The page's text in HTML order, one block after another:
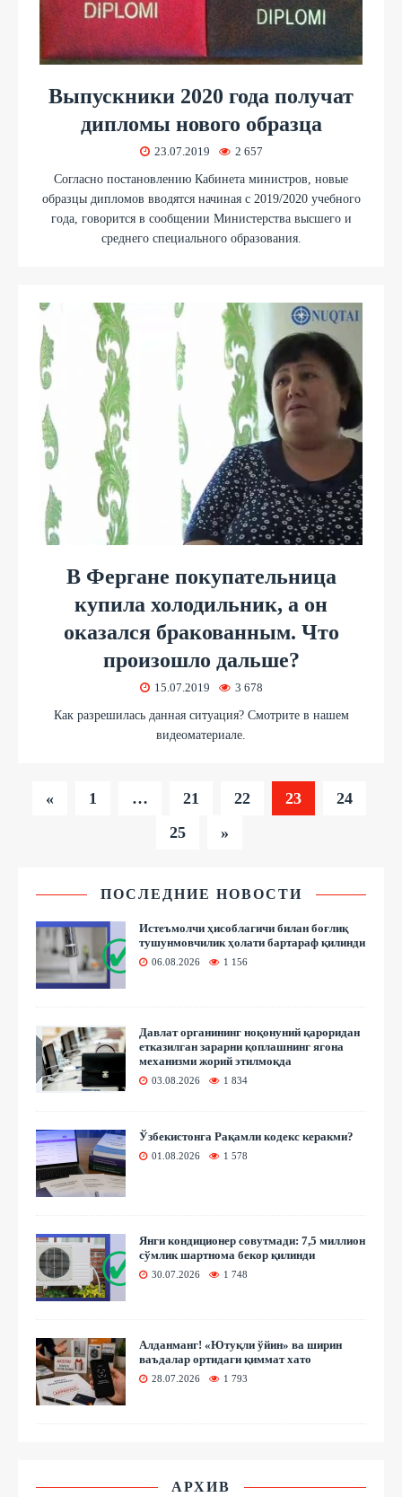
Выпускники 2020 года получат
дипломы нового образца
23.07.2019 2 657
Согласно постановлению Кабинета министров, новые
образцы дипломов вводятся начиная с 2019/2020 учебного
года, говорится в сообщении Министерства высшего и
среднего специального образования.
В Фергане покупательница
купила холодильник, а он
оказался бракованным. Что
произошло дальше?
15.07.2019 3 678
Как разрешилась данная ситуация? Смотрите в нашем
видеоматериале.
« 1 … 21 22 23
24
25
»
ПОСЛЕДНИЕ НОВОСТИ
Истеъмолчи ҳисоблагичи билан боғлиқ
тушунмовчилик ҳолати бартараф қилинди
06.08.2026 1 156
Давлат органининг ноқонуний қароридан
етказилган зарарни қоплашнинг ягона
механизми жорий этилмоқда
03.08.2026 1 834
Ўзбекистонга Рақамли кодекс керакми?
01.08.2026 1 578
Янги кондиционер совутмади: 7,5 миллион
сўмлик шартнома бекор қилинди
30.07.2026 1 748
Алданманг! «Ютуқли ўйин» ва ширин
ваъдалар ортидаги қиммат хато
28.07.2026 1 793
АРХИВ